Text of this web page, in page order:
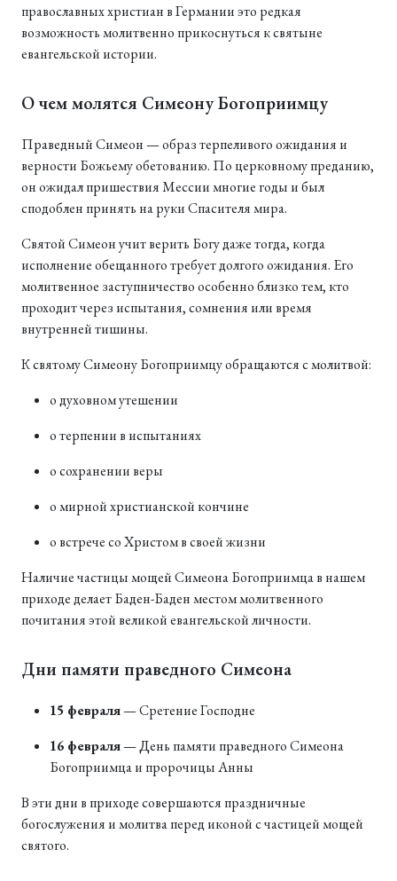
православных христиан в Германии это редкая
возможность молитвенно прикоснуться к святыне
евангельской истории.
О чем молятся Симеону Богоприимцу
Праведный Симеон — образ терпеливого ожидания и
верности Божьему обетованию. По церковному преданию,
он ожидал пришествия Мессии многие годы и был
сподоблен принять на руки Спасителя мира.
Святой Симеон учит верить Богу даже тогда, когда
исполнение обещанного требует долгого ожидания. Его
молитвенное заступничество особенно близко тем, кто
проходит через испытания, сомнения или время
внутренней тишины.
К святому Симеону Богоприимцу обращаются с молитвой:
о духовном утешении
о терпении в испытаниях
о сохранении веры
о мирной христианской кончине
о встрече со Христом в своей жизни
Наличие частицы мощей Симеона Богоприимца в нашем
приходе делает Баден-Баден местом молитвенного
почитания этой великой евангельской личности.
Дни памяти праведного Симеона
15 февраля— Сретение Господне
16 февраля— День памяти праведного Симеона
Богоприимца и пророчицы Анны
В эти дни в приходе совершаются праздничные
богослужения и молитва перед иконой с частицей мощей
святого.